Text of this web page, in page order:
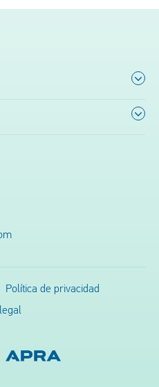
Política de privacidad